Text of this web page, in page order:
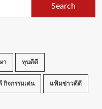
า ทุนดีดี
กิจกรรมเด่น แฟ้มข่าวดีดี